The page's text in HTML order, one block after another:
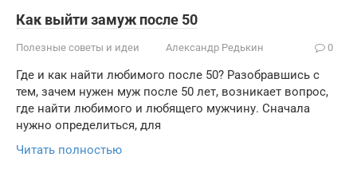
Как выйти замуж после 50
Полезные советы и идеи Александр Редькин 0
Где и как найти любимого после 50? Разобравшись с
тем, зачем нужен муж после 50 лет, возникает вопрос,
где найти любимого и любящего мужчину. Сначала
нужно определиться, для
Читать полностью